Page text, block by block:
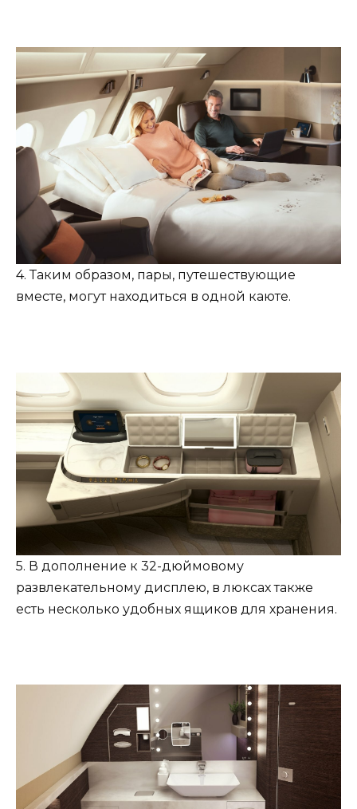
4. Таким образом, пары, путешествующие
вместе, могут находиться в одной каюте.
5. В дополнение к 32-дюймовому
развлекательному дисплею, в люксах также
есть несколько удобных ящиков для хранения.